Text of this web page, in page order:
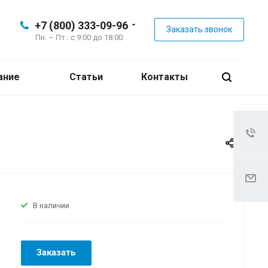
+7 (800) 333-09-96
Пн. – Пт.: с 9:00 до 18:00
Заказать звонок
Статьи Контакты
В наличии
Заказать